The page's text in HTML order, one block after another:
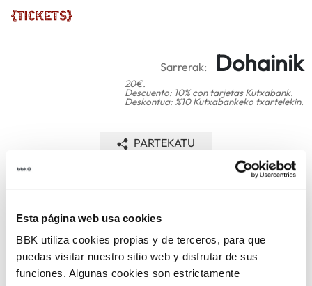
Esta página web usa cookies
BBK utiliza cookies propias y de terceros, para que
puedas visitar nuestro sitio web y disfrutar de sus
funciones. Algunas cookies son estrictamente
Sarrerak: Dohainik
20€.
Descuento: 10% con tarjetas Kutxabank.
Deskontua: %10 Kutxabankeko txartelekin.
PARTEKATU
ARLOAK